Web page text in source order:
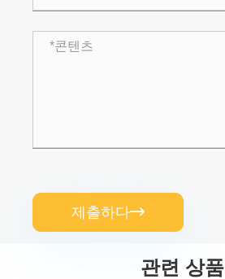
제출하다
관련 상품